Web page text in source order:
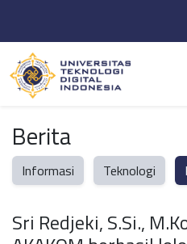
Berita
Informasi Teknologi
Sri Redjeki, S.Si.,